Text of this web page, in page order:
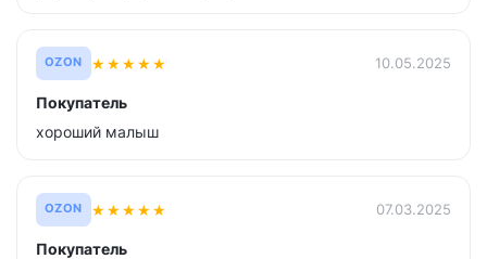
OZON ★★★★★ 10.05.2025
Покупатель
хороший малыш
OZON ★★★★★ 07.03.2025
Покупатель